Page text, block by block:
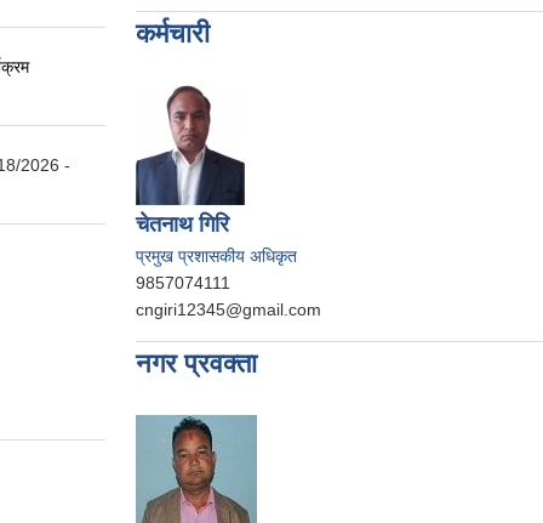
2026 -
कर्मचारी
चेतनाथ गिरि
प्रमुख प्रशासकीय अधिकृत
9857074111
cngiri12345@gmail.com
नगर प्रवक्ता